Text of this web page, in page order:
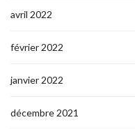
avril 2022
février 2022
janvier 2022
décembre 2021